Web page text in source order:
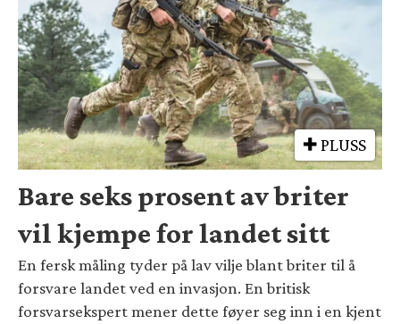
PLUSS
Bare seks prosent av briter
vil kjempe for landet sitt
En fersk måling tyder på lav vilje blant briter til å
forsvare landet ved en invasjon. En britisk
forsvarsekspert mener dette føyer seg inn i en kjent